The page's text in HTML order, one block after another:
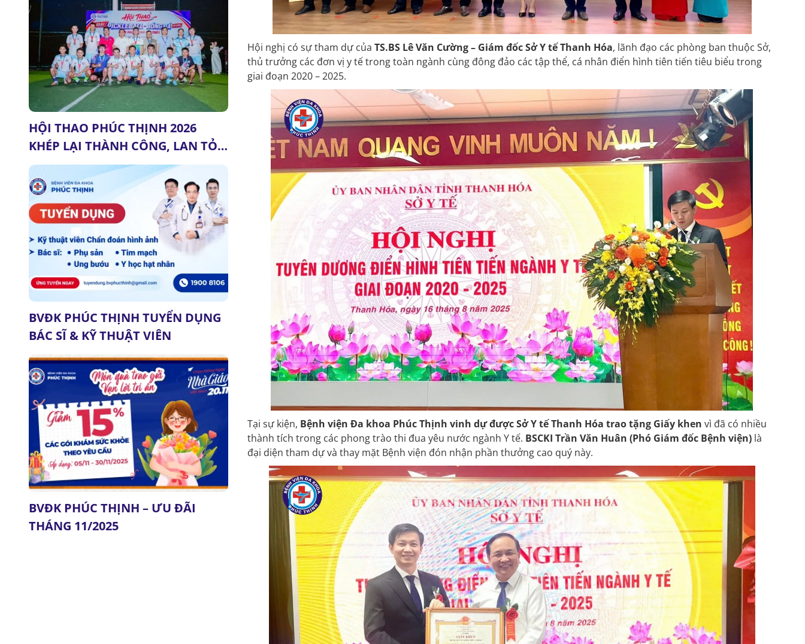
TRỌNG CỦA Y TẾ THANH HÓA
HỘI THAO PHÚC THỊNH 2026
KHÉP LẠI THÀNH CÔNG, LAN TỎA
TINH THẦN ĐOÀN KẾT
BVĐK PHÚC THỊNH TUYỂN DỤNG
BÁC SĨ & KỸ THUẬT VIÊN
BVĐK PHÚC THỊNH – ƯU ĐÃI
THÁNG 11/2025
Hội nghị có sự tham dự của TS.BS Lê Văn Cường – Giám đốc Sở Y tế Thanh Hóa, lãnh đạo các phòng ban thuộc Sở,
thủ trưởng các đơn vị y tế trong toàn ngành cùng đông đảo các tập thể, cá nhân điển hình tiên tiến tiêu biểu trong
giai đoạn 2020 – 2025.
Tại sự kiện, Bệnh viện Đa khoa Phúc Thịnh vinh dự được Sở Y tế Thanh Hóa trao tặng Giấy khen vì đã có nhiều
thành tích trong các phong trào thi đua yêu nước ngành Y tế. BSCKI Trần Văn Huân (Phó Giám đốc Bệnh viện) là
đại diện tham dự và thay mặt Bệnh viện đón nhận phần thưởng cao quý này.